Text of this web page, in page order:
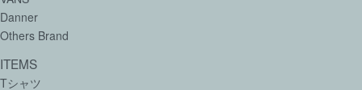
Danner
Others Brand
ITEMS
Tシャツ